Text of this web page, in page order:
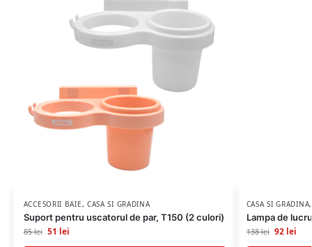
ACCESORII BAIE, CASA SI GRADINA
Suport pentru uscatorul de par, T150 (2 culori)
85lei 51 lei
CASA SI GRADINA
Lampa de
138lei 92 lei